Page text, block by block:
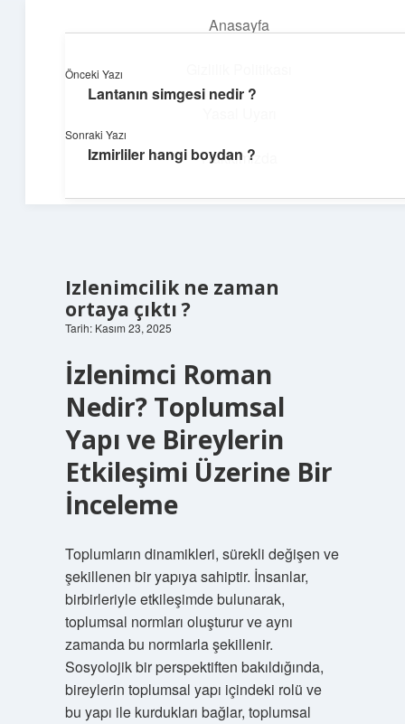
Anasayfa
Hakkımızda
Pratik Çözüm Rehberi
Hayatını kolaylaştıran zekice fikirler!
Izlenimcilik ne zaman
ortaya çıktı ?
Tarih: Kasım 23, 2025
İzlenimci Roman
Nedir? Toplumsal
Yapı ve Bireylerin
Etkileşimi Üzerine Bir
İnceleme
Toplumların dinamikleri, sürekli değişen ve
şekillenen bir yapıya sahiptir. İnsanlar,
birbirleriyle etkileşimde bulunarak,
toplumsal normları oluşturur ve aynı
zamanda bu normlarla şekillenir.
Sosyolojik bir perspektiften bakıldığında,
bireylerin toplumsal yapı içindeki rolü ve
bu yapı ile kurdukları bağlar, toplumsal
Önceki Yazı
Lantanın simgesi nedir ?
Sonraki Yazı
Izmirliler hangi boydan ?